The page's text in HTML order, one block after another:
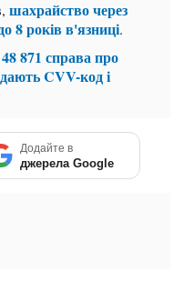
шахрайство через
8 років в'язниці.
48 871 справа про
CVV-код і
Додайте в
джерела Google